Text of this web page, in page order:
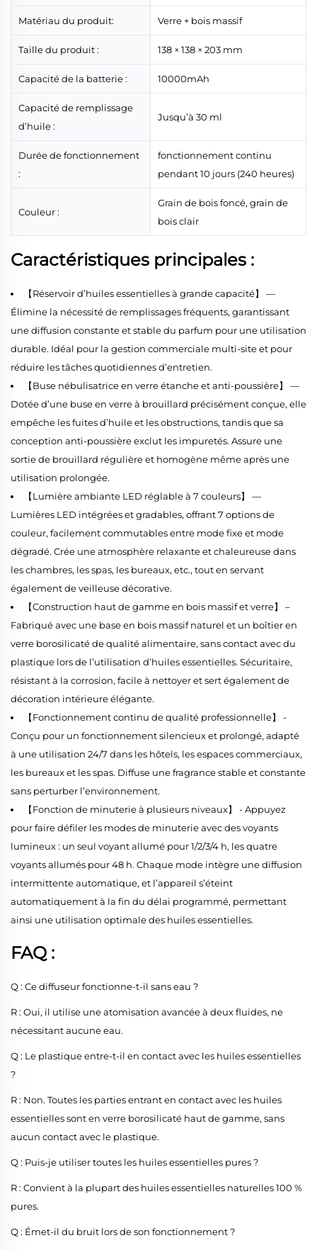
Matériau du produit: Verre + bois massif
Taille du produit : 138 × 138 × 203 mm
Capacité de la batterie : 10000mAh
Capacité de remplissage
d’huile :
Jusqu’à 30 ml
Durée de fonctionnement
:
fonctionnement continu
pendant 10 jours (240 heures)
Couleur :
Grain de bois foncé, grain de
bois clair
Caractéristiques principales :
【Réservoir d’huiles essentielles à grande capacité】 —
Élimine la nécessité de remplissages fréquents, garantissant
une diffusion constante et stable du parfum pour une utilisation
durable. Idéal pour la gestion commerciale multi-site et pour
réduire les tâches quotidiennes d’entretien.
【Buse nébulisatrice en verre étanche et anti-poussière】 —
Dotée d’une buse en verre à brouillard précisément conçue, elle
empêche les fuites d’huile et les obstructions, tandis que sa
conception anti-poussière exclut les impuretés. Assure une
sortie de brouillard régulière et homogène même après une
utilisation prolongée.
【Lumière ambiante LED réglable à 7 couleurs】 —
Lumières LED intégrées et gradables, offrant 7 options de
couleur, facilement commutables entre mode fixe et mode
dégradé. Crée une atmosphère relaxante et chaleureuse dans
les chambres, les spas, les bureaux, etc., tout en servant
également de veilleuse décorative.
【Construction haut de gamme en bois massif et verre】 –
Fabriqué avec une base en bois massif naturel et un boîtier en
verre borosilicaté de qualité alimentaire, sans contact avec du
plastique lors de l’utilisation d’huiles essentielles. Sécuritaire,
résistant à la corrosion, facile à nettoyer et sert également de
décoration intérieure élégante.
【Fonctionnement continu de qualité professionnelle】 -
Conçu pour un fonctionnement silencieux et prolongé, adapté
à une utilisation 24/7 dans les hôtels, les espaces commerciaux,
les bureaux et les spas. Diffuse une fragrance stable et constante
sans perturber l’environnement.
【Fonction de minuterie à plusieurs niveaux】 - Appuyez
pour faire défiler les modes de minuterie avec des voyants
lumineux : un seul voyant allumé pour 1/2/3/4 h, les quatre
voyants allumés pour 48 h. Chaque mode intègre une diffusion
intermittente automatique, et l’appareil s’éteint
automatiquement à la fin du délai programmé, permettant
ainsi une utilisation optimale des huiles essentielles.
FAQ :
Q : Ce diffuseur fonctionne-t-il sans eau ?
R : Oui, il utilise une atomisation avancée à deux fluides, ne
nécessitant aucune eau.
Q : Le plastique entre-t-il en contact avec les huiles essentielles
?
R : Non. Toutes les parties entrant en contact avec les huiles
essentielles sont en verre borosilicaté haut de gamme, sans
aucun contact avec le plastique.
Q : Puis-je utiliser toutes les huiles essentielles pures ?
R : Convient à la plupart des huiles essentielles naturelles 100 %
pures.
Q : Émet-il du bruit lors de son fonctionnement ?